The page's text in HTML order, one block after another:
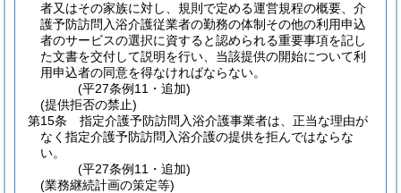
者又はその家族に対し、規則で定める運営規程の概要、介
護予防訪問入浴介護従業者の勤務の体制その他の利用申込
者のサービスの選択に資すると認められる重要事項を記し
た文書を交付して説明を行い、当該提供の開始について利
用申込者の同意を得なければならない。
(平27条例11・追加)
(提供拒否の禁止)
第15条
指定介護予防訪問入浴介護事業者は、正当な理由が
なく指定介護予防訪問入浴介護の提供を拒んではならな
い。
(平27条例11・追加)
(業務継続計画の策定等)